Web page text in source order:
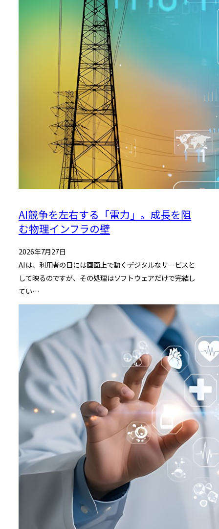
AI競争を左右する「電力」。成長を阻
む物理インフラの壁
2026年7月27日
AIは、利用者の目には画面上で動くデジタルなサービスと
して映るのですが、その処理はソフトウェアだけで完結し
てい…